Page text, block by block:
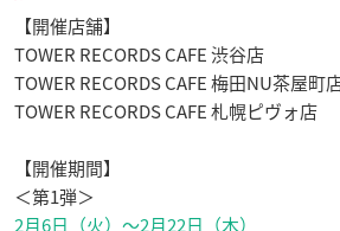
【開催店舗】
TOWER RECORDS CAFE 渋谷店
TOWER RECORDS CAFE 梅田NU茶屋町
TOWER RECORDS CAFE 札幌ピヴォ店
【開催期間】
＜第1弾＞
2月6日（火）～2月22日（木）